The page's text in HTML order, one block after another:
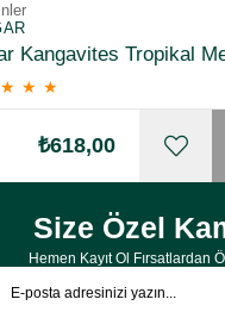
★ ★ ★
₺618,00
Size Özel
Hemen Kayıt Ol Fırsatlardan